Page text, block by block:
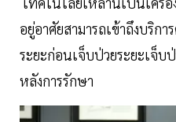
อยู่อาศัยสามารถเข้าถึงบริก
ระยะก่อนเจ็บป่วยระยะเจ็
หลังการรักษา